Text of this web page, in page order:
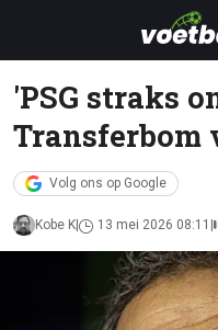
'PSG straks
Transferbom
Volg ons op Google
Kobe K 13 mei 2026 08:11